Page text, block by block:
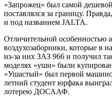
«Запрожец» был самой
поставлялся за границу.
и под названием JALTA.
Отличительной особенностью
воздухозаборники, которые в
из-за них ЗАЗ 966 и получил
моделях «уши» были
«Ушастый» был первой
летний студент юрфака
лотерею ДОСААФ.